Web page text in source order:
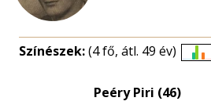
Színészek:(4 fő, átl. 49 év)
Peéry Piri (46)